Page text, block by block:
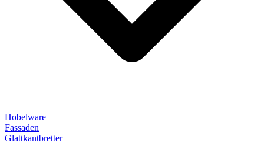
Hobelware
Fassaden
Glattkantbretter